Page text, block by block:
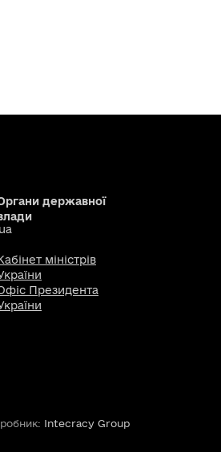
державної
міністрів
Президента
Intecracy Group